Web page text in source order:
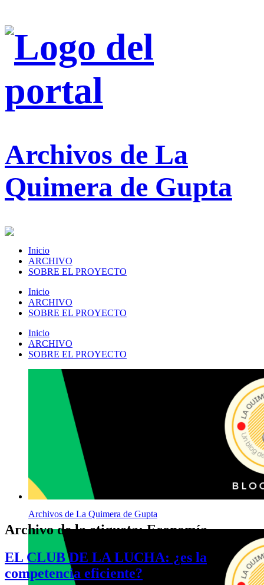
Archivos de La
Quimera de Gupta
Inicio
ARCHIVO
SOBRE EL PROYECTO
Inicio
ARCHIVO
SOBRE EL PROYECTO
Inicio
ARCHIVO
SOBRE EL PROYECTO
Archivos de La Quimera de Gupta
Archivo de la etiqueta:Economía
EL CLUB DE LA LUCHA: ¿es la
competencia eficiente?